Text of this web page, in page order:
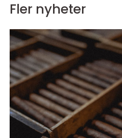
Fler nyheter